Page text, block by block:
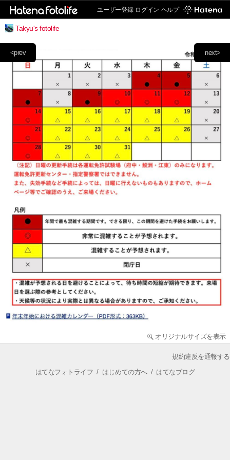
ユーザー登録 ログイン ヘルプ
Takyu's fotolife
next>
<prev
オリジナルサイズを表示
規約違反を通報する
はてなフォトライフ / はじめての方へ/ はてなブログ